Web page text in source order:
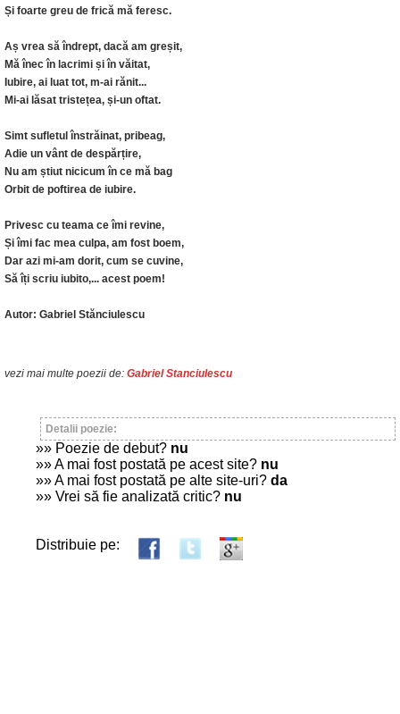
Și foarte greu de frică mă feresc.
Aș vrea să îndrept, dacă am greșit,
Mă înec în lacrimi și în văitat,
Iubire, ai luat tot, m-ai rănit...
Mi-ai lăsat tristețea, și-un oftat.
Simt sufletul înstrăinat, pribeag,
Adie un vânt de despărțire,
Nu am știut nicicum în ce mă bag
Orbit de poftirea de iubire.
Privesc cu teama ce îmi revine,
Și îmi fac mea culpa, am fost boem,
Dar azi mi-am dorit, cum se cuvine,
Să îți scriu iubito,... acest poem!
Autor: Gabriel Stănciulescu
vezi mai multe poezii de: Gabriel Stanciulescu
Detalii poezie:
»» Poezie de debut? nu
»» A mai fost postată pe acest site? nu
»» A mai fost postată pe alte site-uri? da
»» Vrei să fie analizată critic? nu
Distribuie pe: